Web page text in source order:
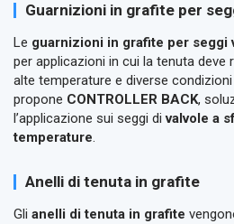
Guarnizioni in grafite per
Le guarnizioni in grafite per seggi
per applicazioni in cui la tenuta deve
alte temperature e diverse
propone CONTROLLER BACK,
l’applicazione sui seggi divalvole a
temperature.
Anelli di tenuta in grafite
Gli anelli di tenuta in grafite